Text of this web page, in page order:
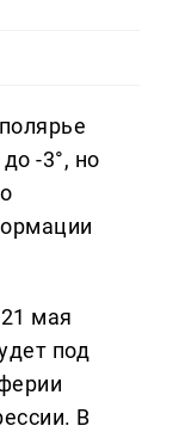
-3°, но
мая
под
В